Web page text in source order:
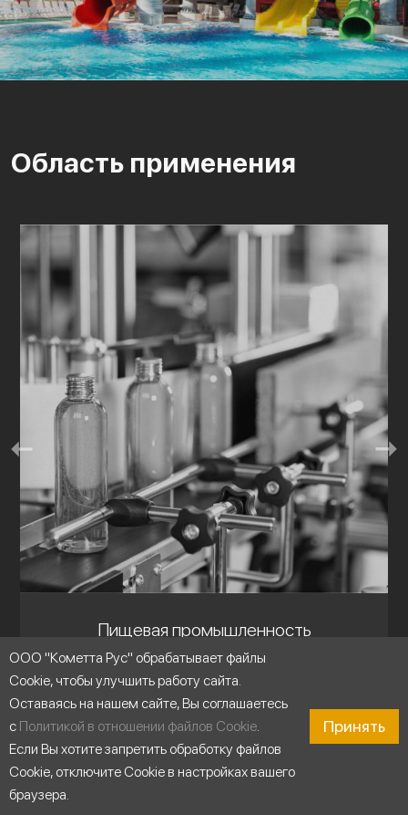
Область применения
Пищевая промышленность
ООО "Кометта Рус" обрабатывает файлы
Cookie, чтобы улучшить работу сайта.
Оставаясь на нашем сайте, Вы соглашаетесь
с Политикой в отношении файлов Cookie.
Если Вы хотите запретить обработку файлов
Cookie, отключите Cookie в настройках вашего
браузера.
Принять